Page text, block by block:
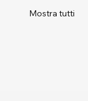
Mostra tutti